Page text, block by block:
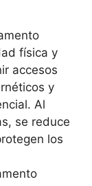
física y
accesos
y
Al
se reduce
los